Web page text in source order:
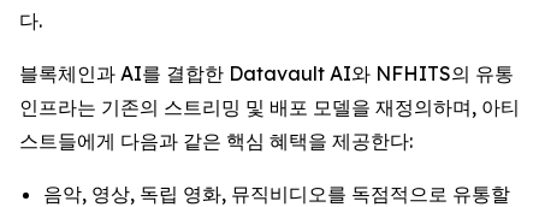
다.
블록체인과 AI를 결합한 Datavault AI와 NFHITS의 유통
인프라는 기존의 스트리밍 및 배포 모델을 재정의하며, 아티
스트들에게 다음과 같은 핵심 혜택을 제공한다:
음악, 영상, 독립 영화, 뮤직비디오를 독점적으로 유통할